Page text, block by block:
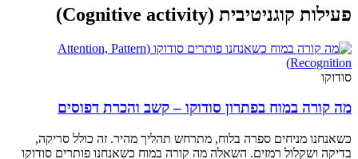
פעילות קוגניטיבית (Cognitive activity)
סודוקו
מה קורה במוח בפתרון סודוקו – קשב והכרת דפוסים
כשאנחנו מניחים ספרה בלוח, מתרחש תהליך מהיר. זה כולל סריקה,
בדיקה ושקלול רמזים. השאלה מה קורה במוח כשאנחנו פותרים סודוקו